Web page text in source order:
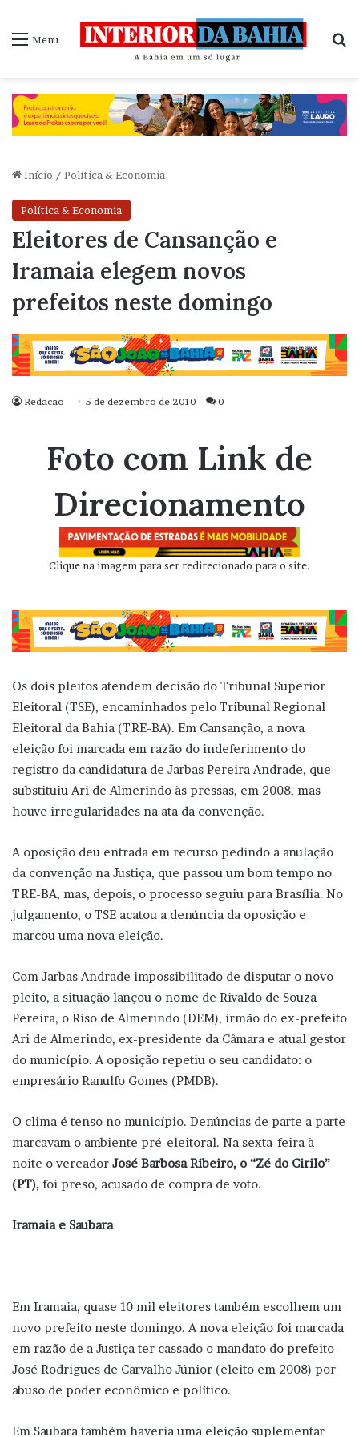
Menu
Início / Política & Economia
Política & Economia
Eleitores de Cansanção e
Iramaia elegem novos
prefeitos neste domingo
Redacao 5 de dezembro de 2010 0
Foto com Link de
Direcionamento
Clique na imagem para ser redirecionado para o site.
Os dois pleitos atendem decisão do Tribunal Superior
Eleitoral (TSE), encaminhados pelo Tribunal Regional
Eleitoral da Bahia (TRE-BA). Em Cansanção, a nova
eleição foi marcada em razão do indeferimento do
registro da candidatura de Jarbas Pereira Andrade, que
substituiu Ari de Almerindo às pressas, em 2008, mas
houve irregularidades na ata da convenção.
A oposição deu entrada em recurso pedindo a anulação
da convenção na Justiça, que passou um bom tempo no
TRE-BA, mas, depois, o processo seguiu para Brasília. No
julgamento, o TSE acatou a denúncia da oposição e
marcou uma nova eleição.
Com Jarbas Andrade impossibilitado de disputar o novo
pleito, a situação lançou o nome de Rivaldo de Souza
Pereira, o Riso de Almerindo (DEM), irmão do ex-prefeito
Ari de Almerindo, ex-presidente da Câmara e atual gestor
do município. A oposição repetiu o seu candidato: o
empresário Ranulfo Gomes (PMDB).
O clima é tenso no município. Denúncias de parte a parte
marcavam o ambiente pré-eleitoral. Na sexta-feira à
noite o vereador José Barbosa Ribeiro, o “Zé do Cirilo”
(PT), foi preso, acusado de compra de voto.
Iramaia e Saubara
Em Iramaia, quase 10 mil eleitores também escolhem um
novo prefeito neste domingo. A nova eleição foi marcada
em razão de a Justiça ter cassado o mandato do prefeito
José Rodrigues de Carvalho Júnior (eleito em 2008) por
abuso de poder econômico e político.
Em Saubara também haveria uma eleição suplementar